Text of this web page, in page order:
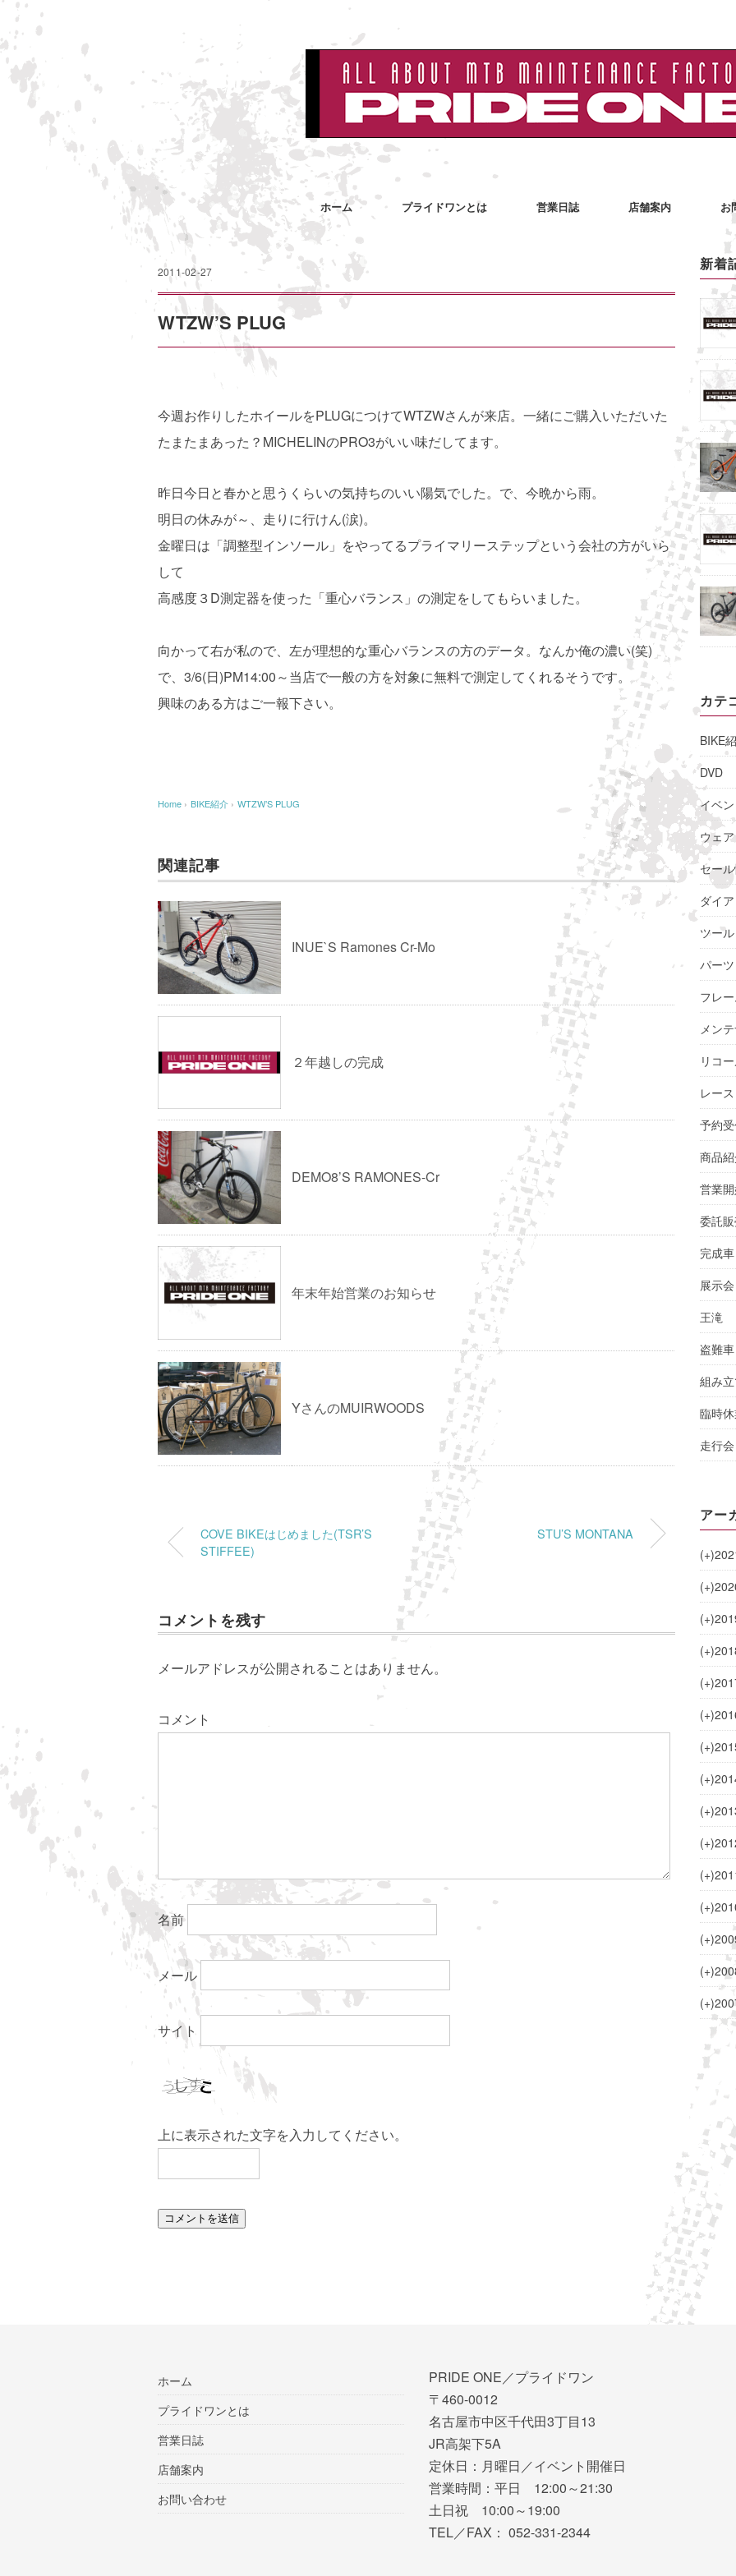
ホーム プライドワンとは 営業日誌 店舗案内 お
2011-02-27
WTZW’S PLUG
今週お作りしたホイールをPLUGにつけてWTZWさんが来店。一緒にご購入いただいた
たまたまあった？MICHELINのPRO3がいい味だしてます。
昨日今日と春かと思うくらいの気持ちのいい陽気でした。で、今晩から雨。
明日の休みが～、走りに行けん(涙)。
金曜日は「調整型インソール」をやってるプライマリーステップという会社の方がいら
して
高感度３D測定器を使った「重心バランス」の測定をしてもらいました。
向かって右が私ので、左が理想的な重心バランスの方のデータ。なんか俺の濃い(笑)
で、3/6(日)PM14:00～当店で一般の方を対象に無料で測定してくれるそうです。
興味のある方はご一報下さい。
Home › BIKE紹介 › WTZW’S PLUG
関連記事
INUE`S Ramones Cr-Mo
２年越しの完成
DEMO8’S RAMONES-Cr
年末年始営業のお知らせ
YさんのMUIRWOODS
COVE BIKEはじめました(TSR’S
STIFFEE)
STU’S MONTANA
コメントを残す
メールアドレスが公開されることはありません。
コメント
名前
メール
サイト
上に表示された文字を入力してください。
新着
カテ
BIKE
DVD
イベン
ウェア
セー
ダイ
ツール
パーツ
フレ
メン
リコ
レー
予約
商品
営業
委託
完成車
展示会
王滝
盗難車
組み
臨時
走行
アー
(+)
(+)
(+)
(+)
(+)
(+)
(+)
(+)
(+)
(+)
(+)
(+)
(+)
(+)
(+)
ホーム
プライドワンとは
営業日誌
店舗案内
お問い合わせ
PRIDE ONE／プライドワン
〒460-0012
名古屋市中区千代田3丁目13
JR高架下5A
定休日：月曜日／イベント開催日
営業時間：平日 12:00～21:30
土日祝 10:00～19:00
TEL／FAX： 052-331-2344